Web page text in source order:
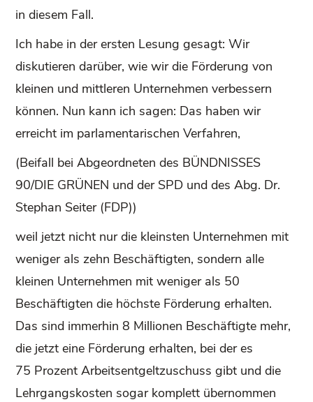
in diesem Fall.
Ich habe in der ersten Lesung gesagt: Wir
diskutieren darüber, wie wir die Förderung von
kleinen und mittleren Unternehmen verbessern
können. Nun kann ich sagen: Das haben wir
erreicht im parlamentarischen Verfahren,
(Beifall bei Abgeordneten des BÜNDNISSES
90/DIE GRÜNEN und der SPD und des Abg. Dr.
Stephan Seiter (FDP))
weil jetzt nicht nur die kleinsten Unternehmen mit
weniger als zehn Beschäftigten, sondern alle
kleinen Unternehmen mit weniger als 50
Beschäftigten die höchste Förderung erhalten.
Das sind immerhin 8 Millionen Beschäftigte mehr,
die jetzt eine Förderung erhalten, bei der es
75 Prozent Arbeitsentgeltzuschuss gibt und die
Lehrgangskosten sogar komplett übernommen